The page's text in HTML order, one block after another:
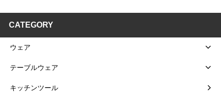
CATEGORY
ウェア
テーブルウェア
キッチンツール